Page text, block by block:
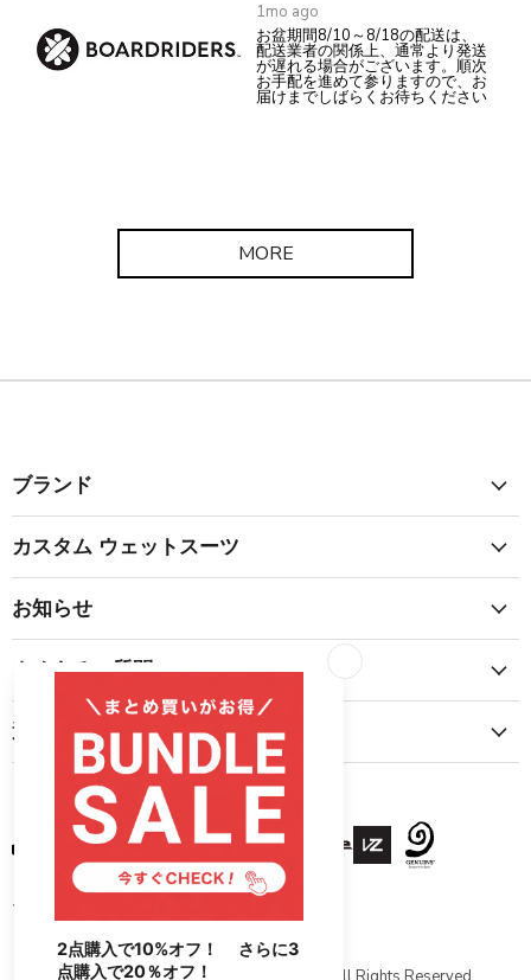
1mo ago
お盆期間8/10～8/18の配送は、
配送業者の関係上、通常より発送
が遅れる場合がございます。順次
お手配を進めて参りますので、お
届けまでしばらくお待ちください
MORE
ブランド
カスタム ウェットスーツ
お知らせ
よくあるご質問
運営情報